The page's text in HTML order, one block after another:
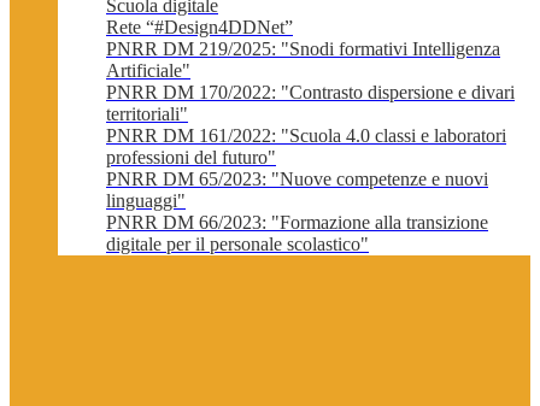
Scuola digitale
Rete “#Design4DDNet”
PNRR DM 219/2025: "Snodi formativi Intelligenza
Artificiale"
PNRR DM 170/2022: "Contrasto dispersione e divari
territoriali"
PNRR DM 161/2022: "Scuola 4.0 classi e laboratori
professioni del futuro"
PNRR DM 65/2023: "Nuove competenze e nuovi
linguaggi"
PNRR DM 66/2023: "Formazione alla transizione
digitale per il personale scolastico"